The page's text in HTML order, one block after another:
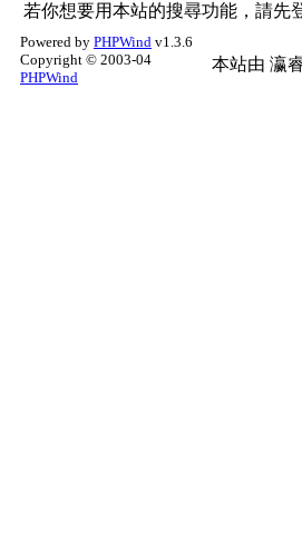
若你想要用本站的搜尋功能，請先
Powered by PHPWind v1.3.6
Copyright © 2003-04
PHPWind
本站由 瀛